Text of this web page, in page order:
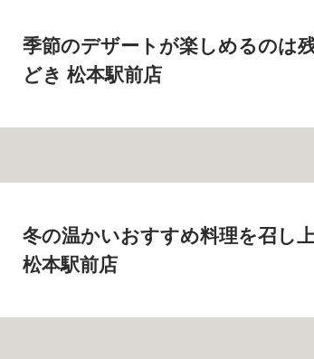
季節のデザートが楽しめるのは
どき 松本駅前店
冬の温かいおすすめ料理を召し
松本駅前店